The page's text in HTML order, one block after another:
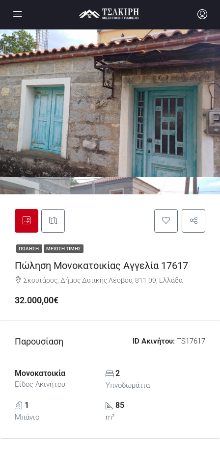
ΠΏΛΗΣΗ ΜΕΊΩΣΗ ΤΙΜΉΣ
Πώληση Μονοκατοικίας Αγγελία 17617
Σκουτάρος, Δήμος Δυτικής Λέσβου, 811 09, Ελλάδα
32.000,00€
Παρουσίαση ID Ακινήτου: TS17617
Μονοκατοικία
Είδος Ακινήτου
2
Υπνοδωμάτια
1
Μπάνιο
85
m²